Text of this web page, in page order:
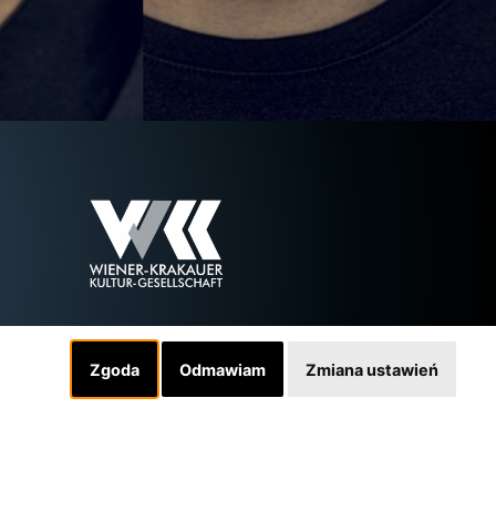
Zgoda Odmawiam Zmiana ustawień